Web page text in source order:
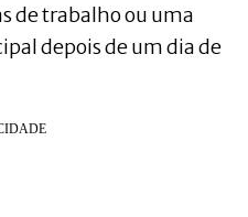
de trabalho ou uma
depois de um dia de